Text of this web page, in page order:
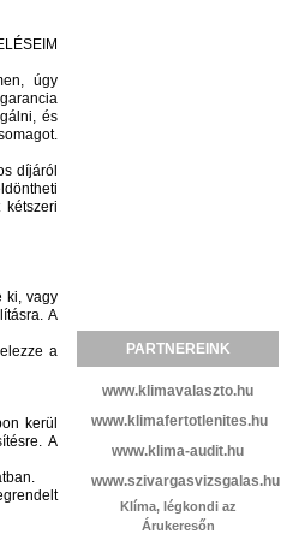
úgy
és
díjáról
ki, vagy
A
a
kerül
A
PARTNEREINK
www.klimavalaszto.hu
www.klimafertotlenites.hu
www.klima-audit.hu
www.szivargasvizsgalas.hu
Klíma, légkondi az
Árukeresőn